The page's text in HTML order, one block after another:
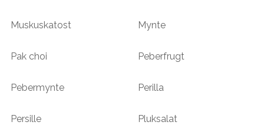
Muskuskatost Mynte
Pak choi Peberfrugt
Pebermynte Perilla
Persille Pluksalat